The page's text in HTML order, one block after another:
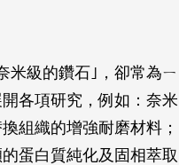
米級的鑽石｣，卻常為ㄧ
各項研究，例如：奈米
組織的增強耐磨材料；
蛋白質純化及固相萃取